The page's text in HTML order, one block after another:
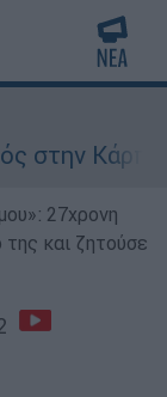
Κάρπαθο:
27χρονη
και ζητούσε